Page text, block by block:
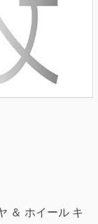
＆ ホイール キ